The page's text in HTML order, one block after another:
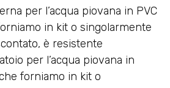
per l’acqua piovana in PVC
in kit o singolarmente
è resistente
per l’acqua piovana in
forniamo in kit o